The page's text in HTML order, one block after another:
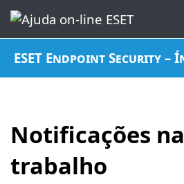
ESET Endpoint Security –
Notificações
trabalho